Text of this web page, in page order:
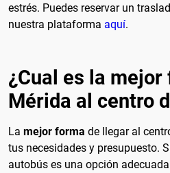
estrés. Puedes reservar un
nuestra plataforma aquí.
¿Cual es la
Mérida al centro
La mejor forma de llegar al
tus necesidades y presupuesto.
autobús es una opción